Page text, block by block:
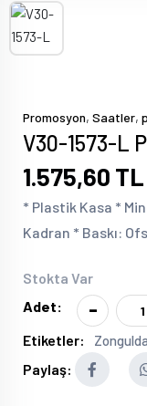
Promosyon, Saatler,
V30-1573-L
1.575,60 TL
* Plastik Kasa *
Kadran * Baskı:
Stokta Var
Adet:
-
Etiketler:
Paylaş: